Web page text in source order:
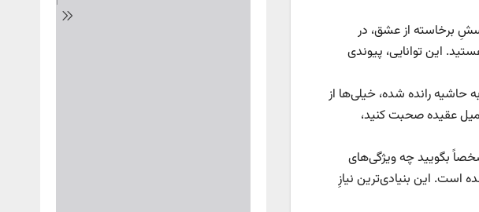
برخاسته از عشق، در
این توانایی، پیوندی
حاشیه رانده شده، خیلی‌ها از
عقیده صحبت کنید،
بگویید چه ویژگی‌های
این بنیادی‌ترین نیازِ